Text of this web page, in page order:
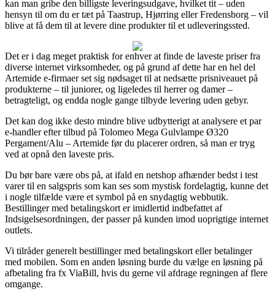
kan man gribe den billigste leveringsudgave, hvilket tit – uden
hensyn til om du er tæt på Taastrup, Hjørring eller Fredensborg – vil
blive at få dem til at levere dine produkter til et udleveringssted.
Det er i dag meget praktisk for enhver at finde de laveste priser fra
diverse internet virksomheder, og på grund af dette har en hel del
Artemide e-firmaer set sig nødsaget til at nedsætte prisniveauet på
produkterne – til juniorer, og ligeledes til herrer og damer –
betragteligt, og endda nogle gange tilbyde levering uden gebyr.
Det kan dog ikke desto mindre blive udbytterigt at analysere et par
e-handler efter tilbud på Tolomeo Mega Gulvlampe Ø320
Pergament/Alu – Artemide før du placerer ordren, så man er tryg
ved at opnå den laveste pris.
Du bør bare være obs på, at ifald en netshop afhænder bedst i test
varer til en salgspris som kan ses som mystisk fordelagtig, kunne det
i nogle tilfælde være et symbol på en snydagtig webbutik.
Bestillinger med betalingskort er imidlertid indbefattet af
Indsigelsesordningen, der passer på kunden imod uoprigtige internet
outlets.
Vi tilråder generelt bestillinger med betalingskort eller betalinger
med mobilen. Som en anden løsning burde du vælge en løsning på
afbetaling fra fx ViaBill, hvis du gerne vil afdrage regningen af flere
omgange.